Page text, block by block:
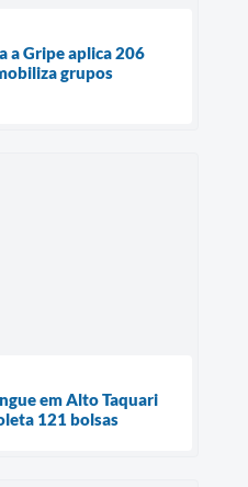
a Gripe aplica 206
grupos
em Alto Taquari
121 bolsas